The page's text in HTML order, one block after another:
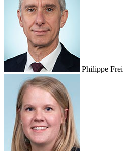
Philippe Frei